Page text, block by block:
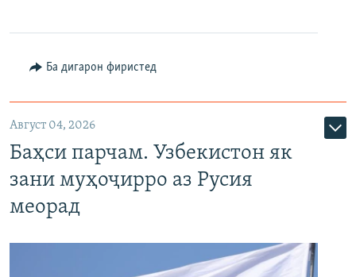
Ба дигарон фиристед
Август 04, 2026
Баҳси парчам. Узбекистон як
зани муҳоҷирро аз Русия
меорад